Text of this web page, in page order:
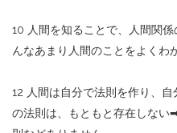
10 人間を知ることで、人間関係
んなあまり人間のことをよくわ
12 人間は自分で法則を作り、
の法則は、もともと存在しない